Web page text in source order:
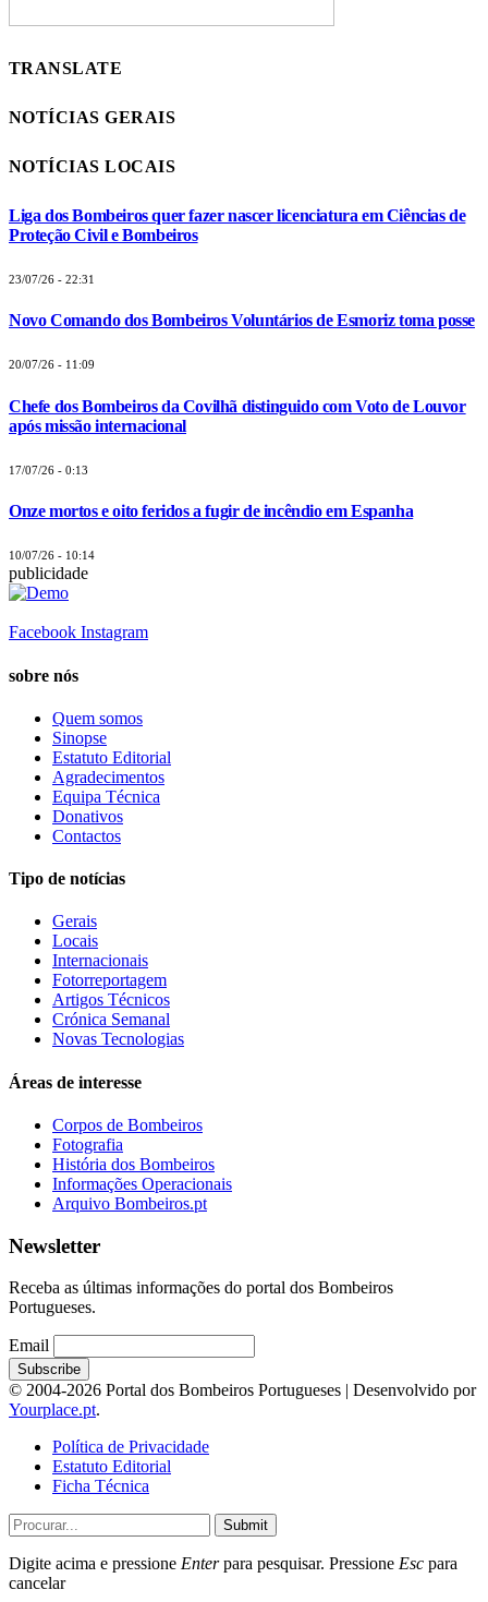
TRANSLATE
NOTÍCIAS GERAIS
NOTÍCIAS LOCAIS
Liga dos Bombeiros quer fazer nascer licenciatura em Ciências de
Proteção Civil e Bombeiros
23/07/26 - 22:31
Novo Comando dos Bombeiros Voluntários de Esmoriz toma posse
20/07/26 - 11:09
Chefe dos Bombeiros da Covilhã distinguido com Voto de Louvor
após missão internacional
17/07/26 - 0:13
Onze mortos e oito feridos a fugir de incêndio em Espanha
10/07/26 - 10:14
publicidade
Facebook Instagram
sobre nós
Quem somos
Sinopse
Estatuto Editorial
Agradecimentos
Equipa Técnica
Donativos
Contactos
Tipo de notícias
Gerais
Locais
Internacionais
Fotorreportagem
Artigos Técnicos
Crónica Semanal
Novas Tecnologias
Áreas de interesse
Corpos de Bombeiros
Fotografia
História dos Bombeiros
Informações Operacionais
Arquivo Bombeiros.pt
Newsletter
Receba as últimas informações do portal dos Bombeiros
Portugueses.
Email
© 2004-2026 Portal dos Bombeiros Portugueses | Desenvolvido por
Yourplace.pt.
Política de Privacidade
Estatuto Editorial
Ficha Técnica
Submit
Digite acima e pressione Enterpara pesquisar. Pressione Esc para
cancelar